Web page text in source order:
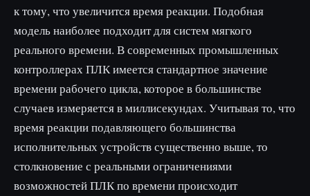
к тому, что увеличится время реакции. Подобная
модель наиболее подходит для систем мягкого
реального времени. В современных промышленных
контроллерах ПЛК имеется стандартное значение
времени рабочего цикла, которое в большинстве
случаев измеряется в миллисекундах. Учитывая то, что
время реакции подавляющего большинства
исполнительных устройств существенно выше, то
столкновение с реальными ограничениями
возможностей ПЛК по времени происходит